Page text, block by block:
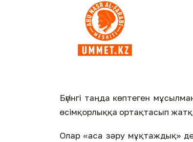
Бүгінгі таңда көптеген
өсімқорлыққа ортақтасып
Олар «аса зәру мұқтаждық»